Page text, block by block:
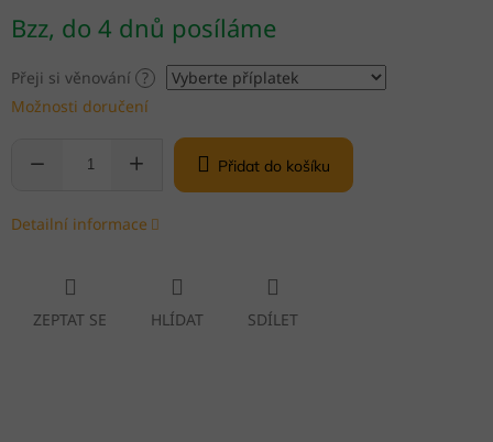
cena:
Bzz, do 4 dnů posíláme
Přeji si věnování ?
Možnosti doručení
Přidat do košíku
Detailní informace
ZEPTAT SE HLÍDAT SDÍLET